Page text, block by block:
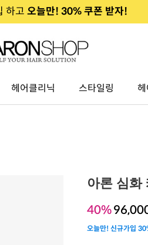
하고 오늘만! 30% 쿠폰 받자!
헤어클리닉 스타일링
아론 심화
40%
오늘만! 신규가입